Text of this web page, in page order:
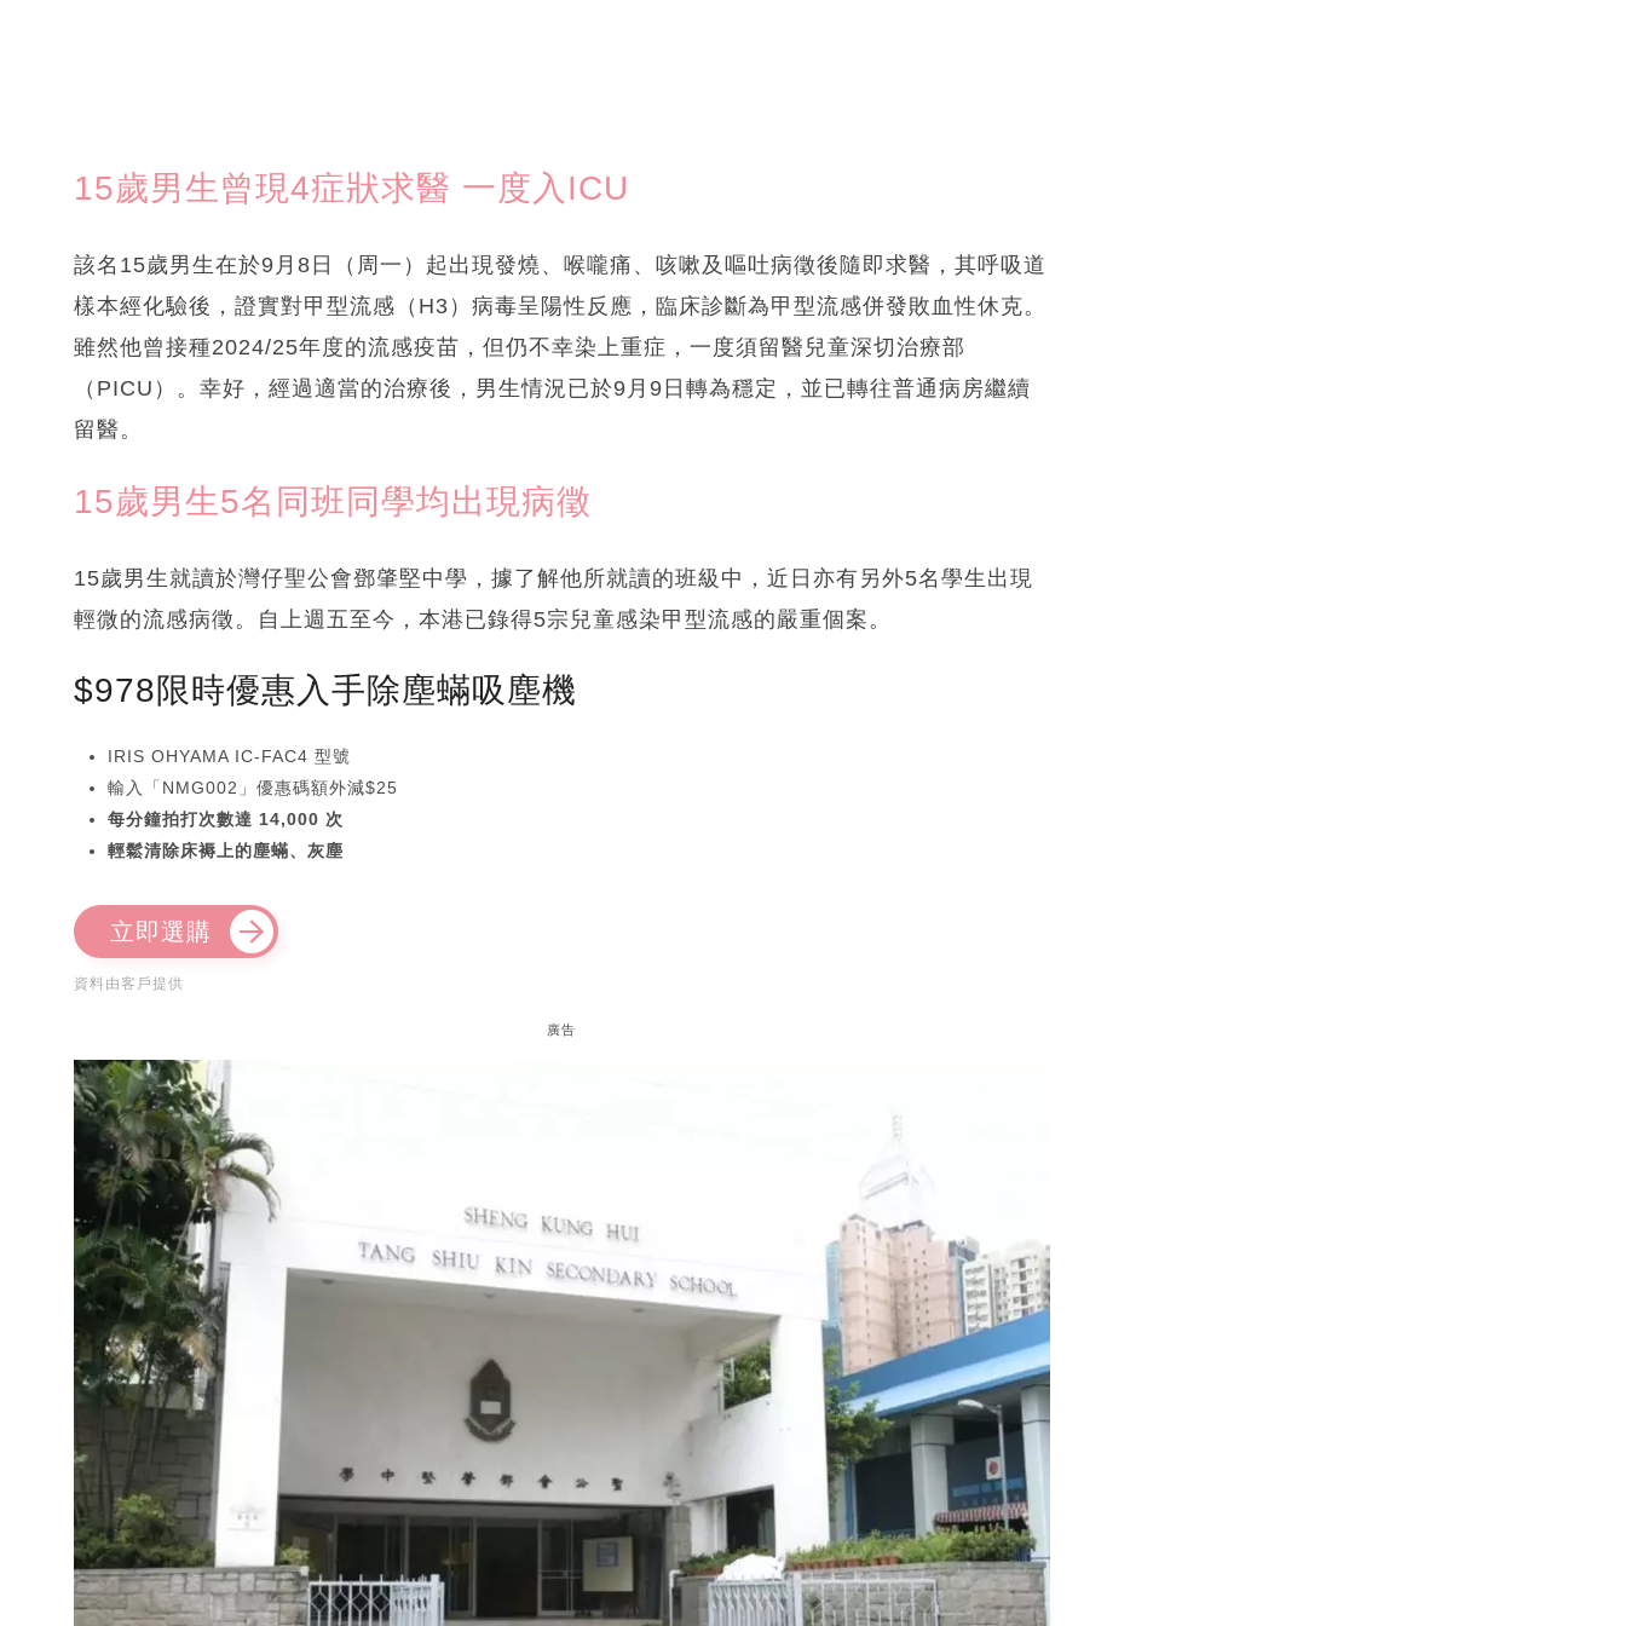
15歲男生曾現4症狀求醫 一度入ICU
該名15歲男生在於9月8日（周一）起出現發燒、喉嚨痛、咳嗽及嘔吐病徵後隨即求醫，其呼吸道
樣本經化驗後，證實對甲型流感（H3）病毒呈陽性反應，臨床診斷為甲型流感併發敗血性休克。
雖然他曾接種2024/25年度的流感疫苗，但仍不幸染上重症，一度須留醫兒童深切治療部
（PICU）。幸好，經過適當的治療後，男生情況已於9月9日轉為穩定，並已轉往普通病房繼續
留醫。
15歲男生5名同班同學均出現病徵
15歲男生就讀於灣仔聖公會鄧肇堅中學，據了解他所就讀的班級中，近日亦有另外5名學生出現
輕微的流感病徵。自上週五至今，本港已錄得5宗兒童感染甲型流感的嚴重個案。
$978限時優惠入手除塵蟎吸塵機
IRIS OHYAMA IC-FAC4 型號
輸入「NMG002」優惠碼額外減$25
每分鐘拍打次數達 14,000 次
輕鬆清除床褥上的塵蟎、灰塵
立即選購
資料由客戶提供
廣告